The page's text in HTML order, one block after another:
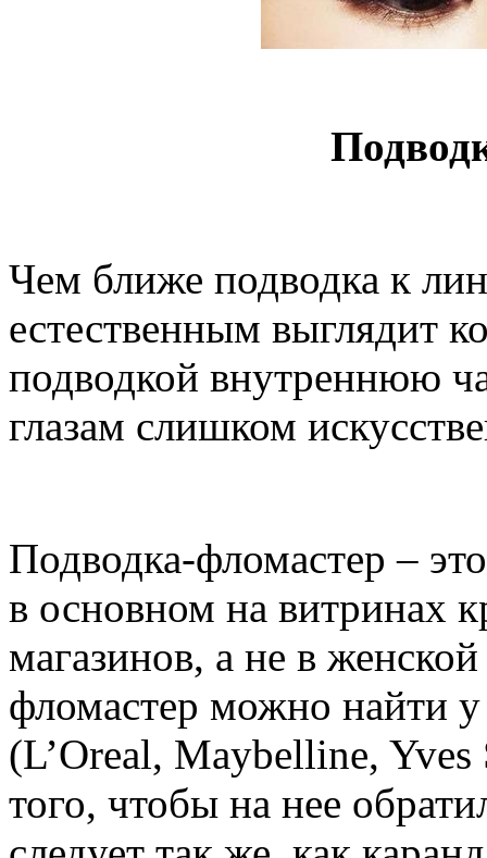
Чем ближе подводка к
естественным выглядит
подводкой внутреннюю
глазам слишком
Подводка-фломастер –
в основном на витринах
магазинов, а не в
фломастер можно найти
(L’Oreal, Maybelline,
того, чтобы на нее